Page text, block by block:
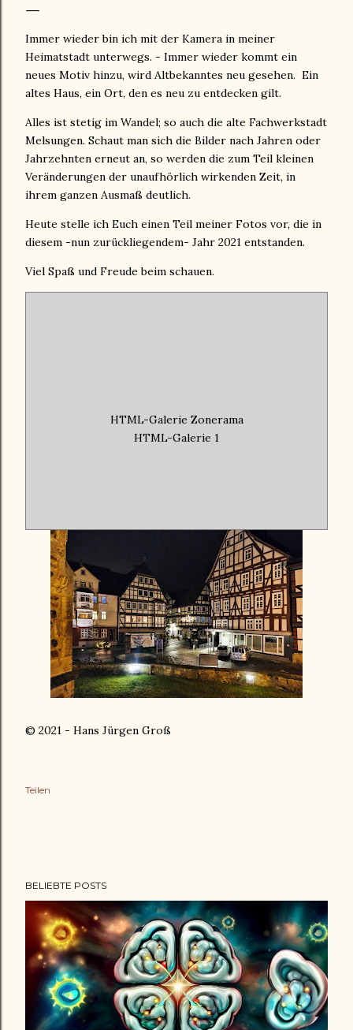
Immer wieder bin ich mit der Kamera in meiner
Heimatstadt unterwegs. - Immer wieder kommt ein
neues Motiv hinzu, wird Altbekanntes neu gesehen. Ein
altes Haus, ein Ort, den es neu zu entdecken gilt.
Alles ist stetig im Wandel; so auch die alte Fachwerkstadt
Melsungen. Schaut man sich die Bilder nach Jahren oder
Jahrzehnten erneut an, so werden die zum Teil kleinen
Veränderungen der unaufhörlich wirkenden Zeit, in
ihrem ganzen Ausmaß deutlich.
Heute stelle ich Euch einen Teil meiner Fotos vor, die in
diesem -nun zurückliegendem- Jahr 2021 entstanden.
Viel Spaß und Freude beim schauen.
HTML-Galerie Zonerama
HTML-Galerie 1
© 2021 - Hans Jürgen Groß
Teilen
BELIEBTE POSTS